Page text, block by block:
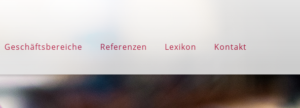
Geschäftsbereiche Referenzen Lexikon Kontakt